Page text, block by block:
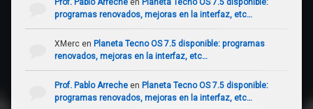
programas renovados, mejoras en la interfaz, etc…
XMercen Planeta Tecno OS 7.5 disponible: programas
renovados, mejoras en la interfaz, etc…
Prof. Pablo Arrecheen Planeta Tecno OS 7.5 disponible:
programas renovados, mejoras en la interfaz, etc…